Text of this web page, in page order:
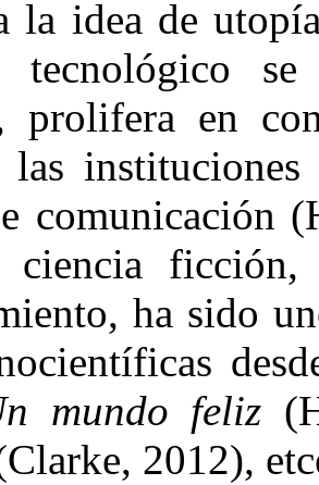
la idea de
tecnológico
prolifera en
comunicación
ciencia
ha sido
mundo feliz
2012),